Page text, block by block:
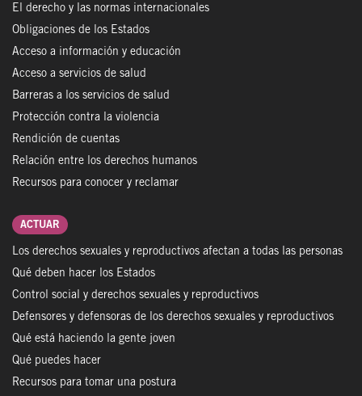
El derecho y las normas internacionales
Obligaciones de los Estados
Acceso a información y educación
Acceso a servicios de salud
Barreras a los servicios de salud
Protección contra la violencia
Rendición de cuentas
Relación entre los derechos humanos
Recursos para conocer y reclamar
ACTUAR
Los derechos sexuales y reproductivos afectan a todas las personas
Qué deben hacer los Estados
Control social y derechos sexuales y reproductivos
Defensores y defensoras de los derechos sexuales y reproductivos
Qué está haciendo la gente joven
Qué puedes hacer
Recursos para tomar una postura